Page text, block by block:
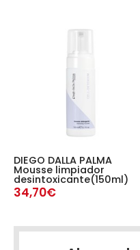
DIEGO DALLA PALMA
Mousse limpiador
desintoxicante(150ml)
34,70€